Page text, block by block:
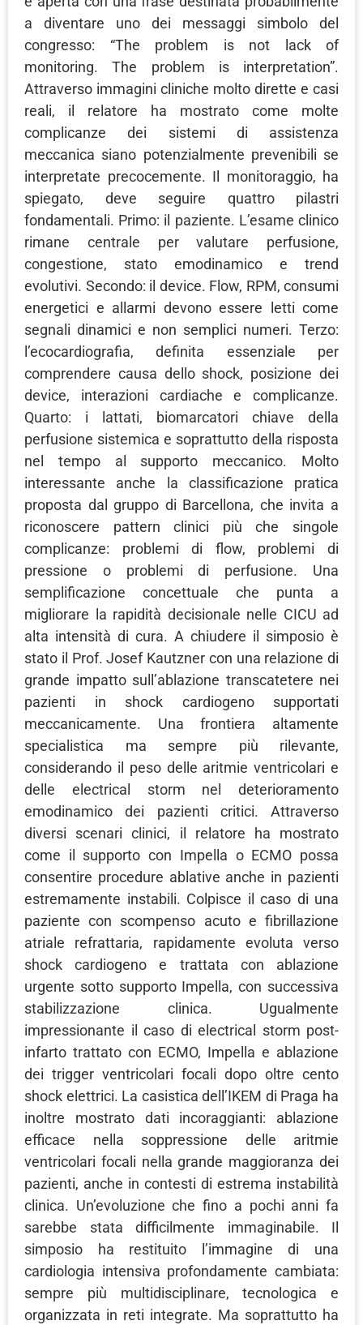
a diventare uno dei messaggi simbolo del
congresso: “The problem is not lack of
monitoring. The problem is interpretation”.
Attraverso immagini cliniche molto dirette e casi
reali, il relatore ha mostrato come molte
complicanze dei sistemi di assistenza
meccanica siano potenzialmente prevenibili se
interpretate precocemente. Il monitoraggio, ha
spiegato, deve seguire quattro pilastri
fondamentali. Primo: il paziente. L’esame clinico
rimane centrale per valutare perfusione,
congestione, stato emodinamico e trend
evolutivi. Secondo: il device. Flow, RPM, consumi
energetici e allarmi devono essere letti come
segnali dinamici e non semplici numeri. Terzo:
l’ecocardiografia, definita essenziale per
comprendere causa dello shock, posizione dei
device, interazioni cardiache e complicanze.
Quarto: i lattati, biomarcatori chiave della
perfusione sistemica e soprattutto della risposta
nel tempo al supporto meccanico. Molto
interessante anche la classificazione pratica
proposta dal gruppo di Barcellona, che invita a
riconoscere pattern clinici più che singole
complicanze: problemi di flow, problemi di
pressione o problemi di perfusione. Una
semplificazione concettuale che punta a
migliorare la rapidità decisionale nelle CICU ad
alta intensità di cura. A chiudere il simposio è
stato il Prof. Josef Kautzner con una relazione di
grande impatto sull’ablazione transcatetere nei
pazienti in shock cardiogeno supportati
meccanicamente. Una frontiera altamente
specialistica ma sempre più rilevante,
considerando il peso delle aritmie ventricolari e
delle electrical storm nel deterioramento
emodinamico dei pazienti critici. Attraverso
diversi scenari clinici, il relatore ha mostrato
come il supporto con Impella o ECMO possa
consentire procedure ablative anche in pazienti
estremamente instabili. Colpisce il caso di una
paziente con scompenso acuto e fibrillazione
atriale refrattaria, rapidamente evoluta verso
shock cardiogeno e trattata con ablazione
urgente sotto supporto Impella, con successiva
stabilizzazione clinica. Ugualmente
impressionante il caso di electrical storm post-
infarto trattato con ECMO, Impella e ablazione
dei trigger ventricolari focali dopo oltre cento
shock elettrici. La casistica dell’IKEM di Praga ha
inoltre mostrato dati incoraggianti: ablazione
efficace nella soppressione delle aritmie
ventricolari focali nella grande maggioranza dei
pazienti, anche in contesti di estrema instabilità
clinica. Un’evoluzione che fino a pochi anni fa
sarebbe stata difficilmente immaginabile. Il
simposio ha restituito l’immagine di una
cardiologia intensiva profondamente cambiata:
sempre più multidisciplinare, tecnologica e
organizzata in reti integrate. Ma soprattutto ha